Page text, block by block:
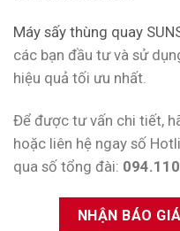
Máy sấy thùng quay
các bạn đầu tư và sử
hiệu quả tối ưu nhất.
Để được tư vấn chi tiết,
hoặc liên hệ ngay số
qua số tổng đài:
NHẬN BÁO GIÁ